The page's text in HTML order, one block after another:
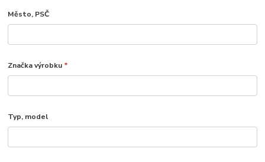
Město, PSČ
Značka výrobku *
Typ, model